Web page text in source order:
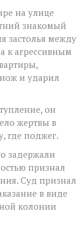
на улице
знакомый
застолья между
к агрессивным
нож и ударил
он
жертвы в
где поджег.
задержали
признал
Суд признал
в виде
колонии